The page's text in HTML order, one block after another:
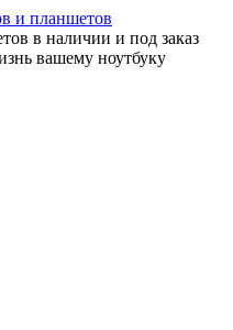
в наличии и под заказ
вашему ноутбуку